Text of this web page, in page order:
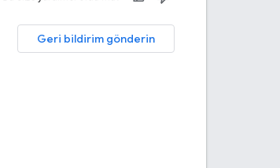
Geri bildirim gönderin